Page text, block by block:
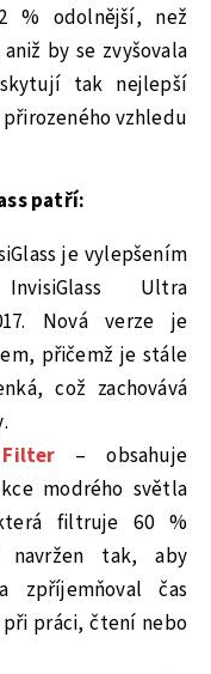
% odolnější, než
by se zvyšovala
tak nejlepší
vzhledu
patří:
je vylepšením
Ultra
Nová verze je
přičemž je stále
což zachovává
– obsahuje
modrého světla
filtruje 60 %
tak, aby
zpříjemňoval čas
práci, čtení nebo